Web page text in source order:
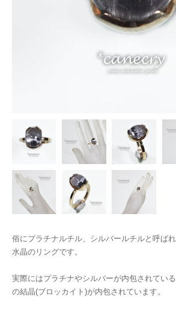
俗にプラチナルチル、シルバールチルと呼ば
水晶のリングです。
実際にはプラチナやシルバーが内包されてい
の結晶(ブロッカイト)が内包されています。